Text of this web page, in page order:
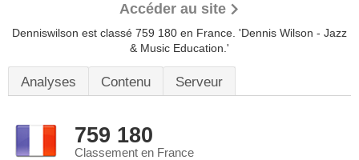
Accéder au site
Denniswilson est classé 759 180 en France. 'Dennis Wilson - Jazz
& Music Education.'
Analyses Contenu Serveur
759 180
Classement en France